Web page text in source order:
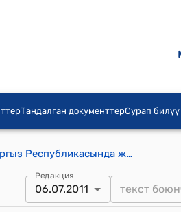
Тандалган документтерСурап билүү
КР Өкмөтүнүн 2011-жылдын 6-июлундагы № 266-б (Кыргыз Республикасында жылкы чарбасын жана ат спортунун түрлөрүн өнүктүрүү программасын иштеп чыгуу боюнча жумушчу топтун курамын түзүү) буйругу
Редакция
06.07.2011